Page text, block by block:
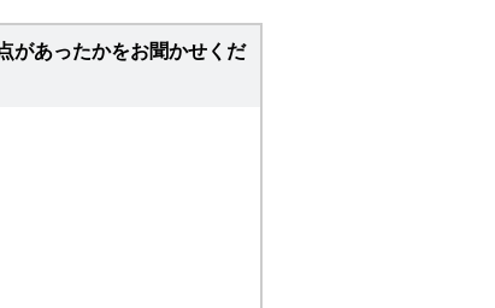
があったかをお聞かせくだ